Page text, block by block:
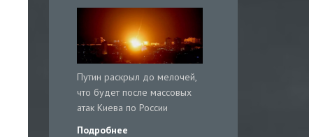
Путин раскрыл до мелочей,
что будет после массовых
атак Киева по России
Подробнее